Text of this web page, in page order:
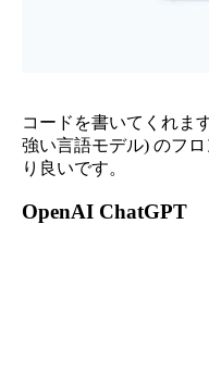
コードを書いてくれま
強い言語モデル) のフ
り良いです。
OpenAI ChatGPT